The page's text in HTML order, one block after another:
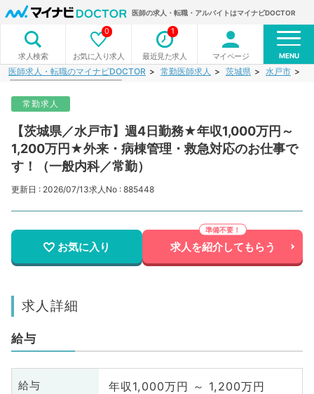
医師の求人・転職・アルバイトはマイナビDOCTOR
求人検索 お気に入り求人
0
最近見た求人
1
マイページ MENU
医師求人・転職のマイナビDOCTOR 常勤医師求人 茨城県 水戸市
常勤求人
【茨城県／水戸市】週4日勤務★年収1,000万円～
1,200万円★外来・病棟管理・救急対応のお仕事で
す！（一般内科／常勤）
更新日 : 2026/07/13求人No : 885448
お気に入り 求人を紹介してもらう
求人詳細
給与
給与 年収1,000万円 ～ 1,200万円